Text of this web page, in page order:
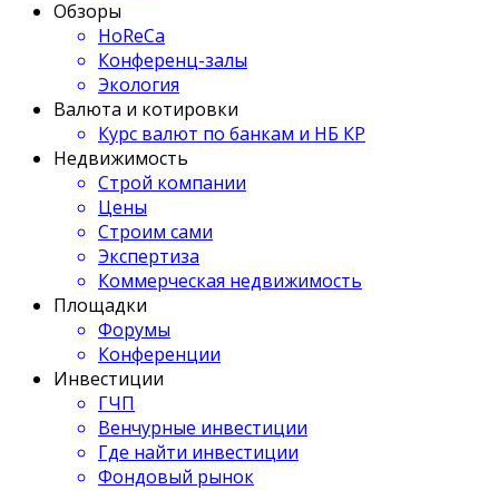
Обзоры
HoReCa
Конференц-залы
Экология
Валюта и котировки
Курс валют по банкам и НБ КР
Недвижимость
Строй компании
Цены
Строим сами
Экспертиза
Коммерческая недвижимость
Площадки
Форумы
Конференции
Инвестиции
ГЧП
Венчурные инвестиции
Где найти инвестиции
Фондовый рынок